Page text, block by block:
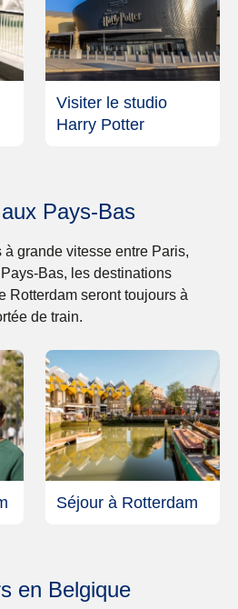
Visiter le studio
Harry Potter
Pays-Bas
grande vitesse entre Paris,
Bas, les destinations
Rotterdam seront toujours à
de train.
Séjour à Rotterdam
en Belgique